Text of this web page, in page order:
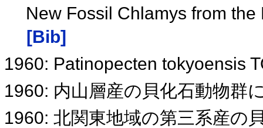
New Fossil Chlamys from
[Bib]
1960: Patinopecten tokyoensis
1960: 内山層産の貝化石動物群
1960: 北関東地域の第三系産の